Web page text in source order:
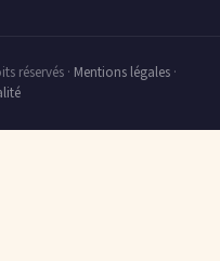
réservés · Mentions légales·